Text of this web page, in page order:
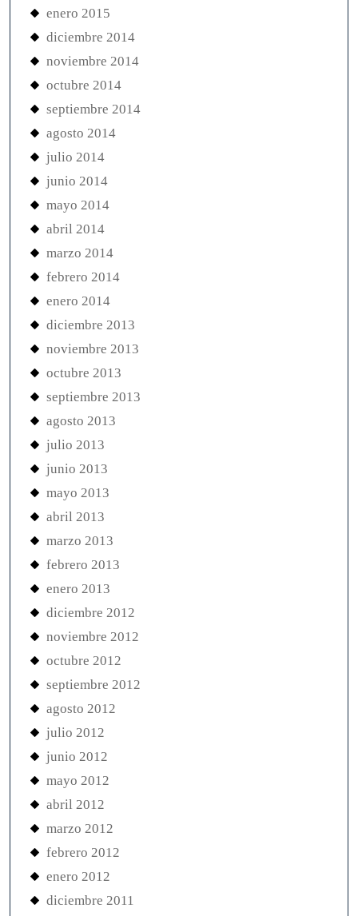
enero 2015
diciembre 2014
noviembre 2014
octubre 2014
septiembre 2014
agosto 2014
julio 2014
junio 2014
mayo 2014
abril 2014
marzo 2014
febrero 2014
enero 2014
diciembre 2013
noviembre 2013
octubre 2013
septiembre 2013
agosto 2013
julio 2013
junio 2013
mayo 2013
abril 2013
marzo 2013
febrero 2013
enero 2013
diciembre 2012
noviembre 2012
octubre 2012
septiembre 2012
agosto 2012
julio 2012
junio 2012
mayo 2012
abril 2012
marzo 2012
febrero 2012
enero 2012
diciembre 2011